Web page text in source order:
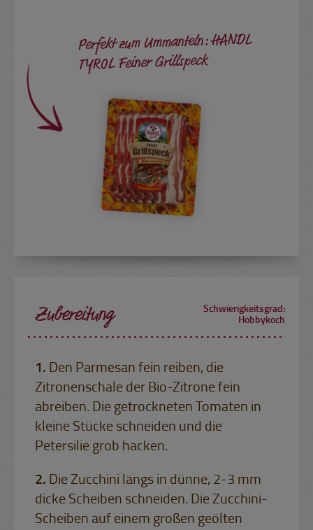
Perfekt zum Ummanteln: HANDL
TYROL Feiner Grillspeck
Zubereitung
Schwierigkeitsgrad:
Hobbykoch
Den Parmesan fein reiben, die
Zitronenschale der Bio-Zitrone fein
abreiben. Die getrockneten Tomaten in
kleine Stücke schneiden und die
Petersilie grob hacken.
Die Zucchini längs in dünne, 2-3 mm
dicke Scheiben schneiden. Die Zucchini-
Scheiben auf einem großen geölten